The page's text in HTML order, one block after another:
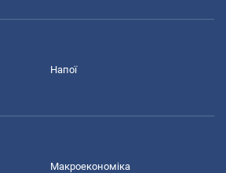
Напої
Макроекономіка